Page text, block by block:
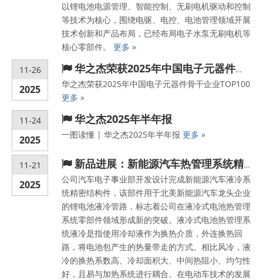
以锂电池电源管理、智能控制、无刷电机驱动和控制
等技术为核心，围绕电驱、电控、电池管理领域开展
技术创新和产品布局，已经布局电子水泵无刷电机等
核心零部件。 更多 »
11-26
2025
华之杰荣获2025年中国电子元器件骨干企业TOP100
华之杰荣获2025年中国电子元器件骨干企业TOP100
更多 »
11-24
2025
华之杰2025年半年报
一图读懂 | 华之杰2025年半年报 更多 »
11-21
2025
新品进展：新能源汽车热管理系统精密结构件
公司汽车电子事业部开发设计完成新能源汽车液冷系
统精密结构件，该部件用于北美新能源汽车龙头企业
的锂电池液冷管路，标志着公司在液冷式电池热管理
系统零部件领域形成新的突破。液冷式电池热管理系
统液冷是指使用冷却液作为换热介质，外连换热回
路，将电池包产生的热量带走的方式。相比风冷，液
冷的换热系数高、冷却面积大、中间热阻小、均匀性
好，且易与加热系统进行耦合。在电动车技术的发展